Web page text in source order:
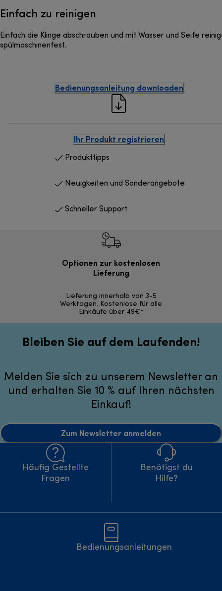
Einfach zu reinigen
Einfach die Klinge abschrauben und mit Wasser und Seife
spülmaschinenfest.
Bedienungsanleitung downloaden
Ihr Produkt registrieren
Produkttipps
Neuigkeiten und Sonderangebote
Schneller Support
Optionen zur kostenlosen
Lieferung
Lieferung innerhalb von 3-5
Werktagen. Kostenlose für alle
Einkäufe über 49€*
Bleiben Sie auf dem Laufenden!
Melden Sie sich zu unserem Newsletter an
und erhalten Sie 10 % auf Ihren nächsten
Einkauf!
Zum Newsletter anmelden
Häufig Gestellte
Fragen
Benötigst du
Hilfe?
Bedienungsanleitungen